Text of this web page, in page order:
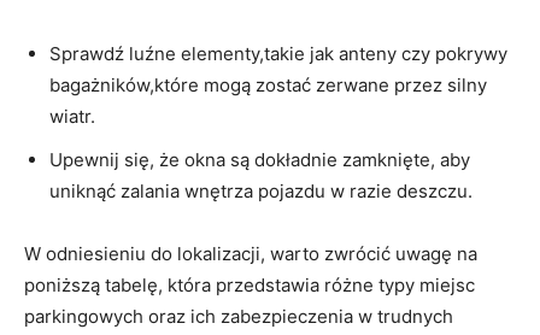
Sprawdź luźne⁣ elementy,takie jak ​anteny czy pokrywy‍
bagażników,które⁣ mogą zostać ‌zerwane przez silny
wiatr.
Upewnij się, że okna⁣ są dokładnie zamknięte, aby
uniknąć zalania wnętrza pojazdu w razie ​deszczu.
W odniesieniu⁢ do lokalizacji, ‍warto zwrócić uwagę na
poniższą tabelę,⁤ która⁤ przedstawia⁤ różne typy miejsc
parkingowych‍ oraz ich zabezpieczenia w trudnych